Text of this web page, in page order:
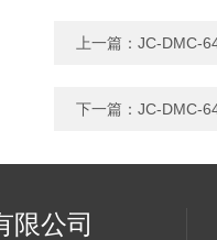
上一篇： JC-DMC-
下一篇： JC-DMC-
限公司